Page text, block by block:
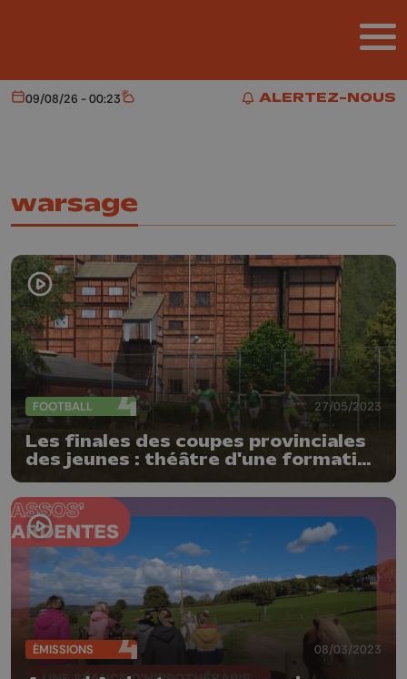
ALERTEZ-NOUS
ALERTEZ-NOUS
Aujourd'hui
09/08/26 - 00:23 Météo
warsage
FOOTBALL 27/05/2023
Les finales des coupes provinciales
des jeunes : théâtre d'une formation
revigorée
ÉMISSIONS 08/03/2023